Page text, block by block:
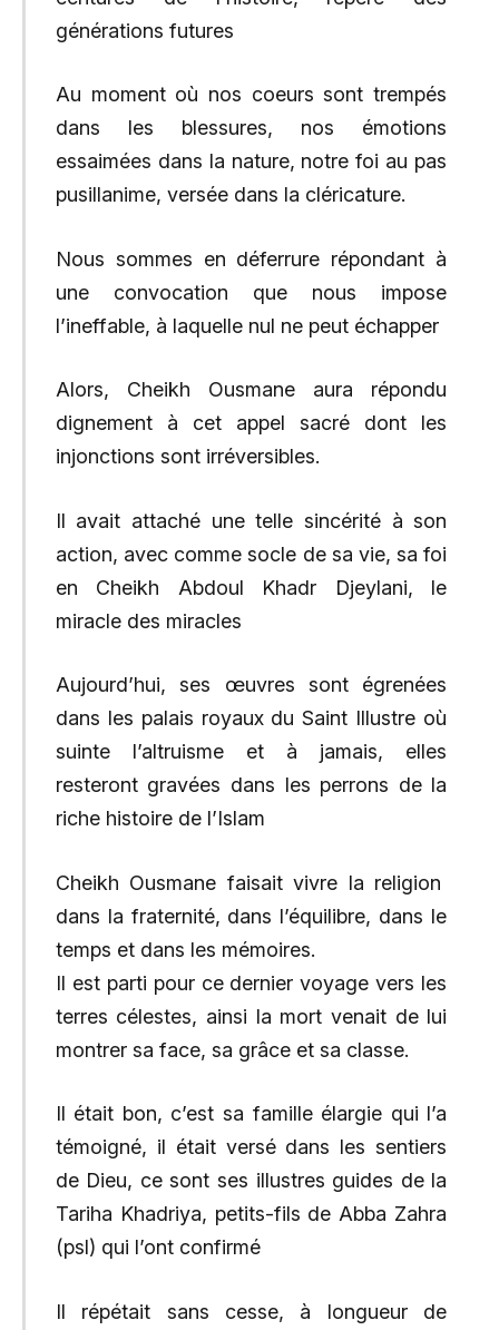
générations futures
Au moment où nos coeurs sont trempés
dans les blessures, nos émotions
essaimées dans la nature, notre foi au pas
pusillanime, versée dans la cléricature.
Nous sommes en déferrure répondant à
une convocation que nous impose
l’ineffable, à laquelle nul ne peut échapper
Alors, Cheikh Ousmane aura répondu
dignement à cet appel sacré dont les
injonctions sont irréversibles.
Il avait attaché une telle sincérité à son
action, avec comme socle de sa vie, sa foi
en Cheikh Abdoul Khadr Djeylani, le
miracle des miracles
Aujourd’hui, ses œuvres sont égrenées
dans les palais royaux du Saint Illustre où
suinte l’altruisme et à jamais, elles
resteront gravées dans les perrons de la
riche histoire de l’Islam
Cheikh Ousmane faisait vivre la religion
dans la fraternité, dans l’équilibre, dans le
temps et dans les mémoires.
Il est parti pour ce dernier voyage vers les
terres célestes, ainsi la mort venait de lui
montrer sa face, sa grâce et sa classe.
Il était bon, c’est sa famille élargie qui l’a
témoigné, il était versé dans les sentiers
de Dieu, ce sont ses illustres guides de la
Tariha Khadriya, petits-fils de Abba Zahra
(psl) qui l’ont confirmé
Il répétait sans cesse, à longueur de